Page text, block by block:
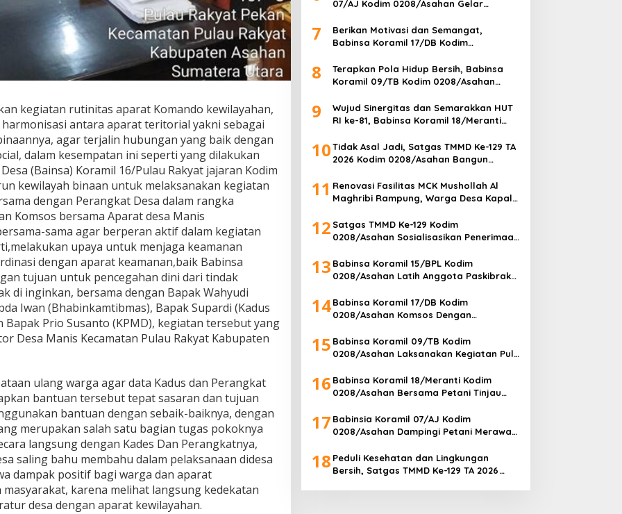
kegiatan rutinitas aparat Komando kewilayahan,
antara aparat teritorial yakni sebagai
agar terjalin hubungan yang baik dengan
dalam kesempatan ini seperti yang dilakukan
(Bainsa) Koramil 16/Pulau Rakyat jajaran Kodim
kewilayah binaan untuk melaksanakan kegiatan
dengan Perangkat Desa dalam rangka
Komsos bersama Aparat desa Manis
sama agar berperan aktif dalam kegiatan
upaya untuk menjaga keamanan
dengan aparat keamanan,baik Babinsa
tujuan untuk pencegahan dini dari tindak
di inginkan, bersama dengan Bapak Wahyudi
Iwan (Bhabinkamtibmas), Bapak Supardi (Kadus
Bapak Prio Susanto (KPMD), kegiatan tersebut yang
Desa Manis Kecamatan Pulau Rakyat Kabupaten
ulang warga agar data Kadus dan Perangkat
bantuan tersebut tepat sasaran dan tujuan
bantuan dengan sebaik-baiknya, dengan
merupakan salah satu bagian tugas pokoknya
langsung dengan Kades Dan Perangkatnya,
saling bahu membahu dalam pelaksanaan didesa
dampak positif bagi warga dan aparat
karena melihat langsung kedekatan
desa dengan aparat kewilayahan.
07/AJ Kodim 0208/Asahan Gelar
7
Berikan Motivasi dan Semangat,
Babinsa Koramil 17/DB Kodim
Pelajar Tim Drum Band
8
Terapkan Pola Hidup Bersih, Babinsa
Koramil 09/TB Kodim 0208/Asahan
Gelar Gotong Royong Lingkungan
9
Wujud Sinergitas dan Semarakkan HUT
RI ke-81, Babinsa Koramil 18/Meranti
Perangkat Desa Pasang Umbul-Umbul
10Tidak Asal Jadi, Satgas TMMD Ke-129 TA
2026 Kodim 0208/Asahan Bangun
Desa Kapal Merah
11 Renovasi Fasilitas MCK Mushollah Al
Maghribi Rampung, Warga Desa Kapal
Program TMMD Ke-129 Kodim
0208/Asahan
12 Satgas TMMD Ke-129 Kodim
0208/Asahan Sosialisasikan Penerimaan
Desa Kapal Merah
13 Babinsa Koramil 15/BPL Kodim
0208/Asahan Latih Anggota Paskibraka
14 Babinsa Koramil 17/DB Kodim
0208/Asahan Komsos Dengan
15 Babinsa Koramil 09/TB Kodim
0208/Asahan Laksanakan Kegiatan Pul
16 Babinsa Koramil 18/Meranti Kodim
0208/Asahan Bersama Petani Tinjau
17 Babinsia Koramil 07/AJ Kodim
0208/Asahan Dampingi Petani Merawat
18 Peduli Kesehatan dan Lingkungan
Bersih, Satgas TMMD Ke-129 TA 2026